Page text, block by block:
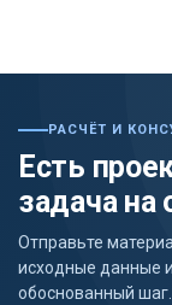
РАСЧЁТ И
Есть
задача на
Отправьте
исходные данные
обоснованный шаг.